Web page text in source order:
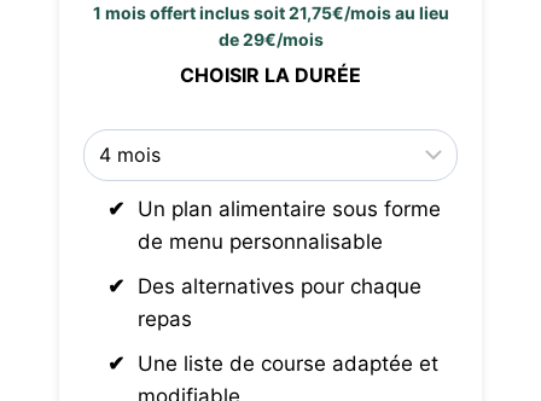
1 mois offert inclus soit 21,75€/mois au lieu
de 29€/mois
CHOISIR LA DURÉE
Un plan alimentaire sous forme
de menu personnalisable
Des alternatives pour chaque
repas
Une liste de course adaptée et
modifiable